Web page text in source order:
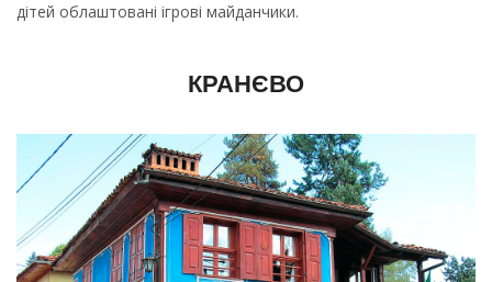
дітей облаштовані ігрові майданчики.
КРАНЄВО